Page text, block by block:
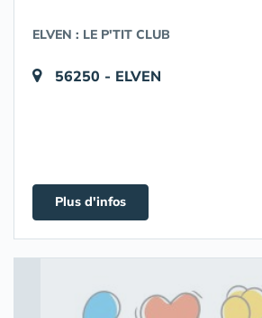
ELVEN : LE P'TIT CLUB
56250 - ELVEN
Plus d'infos